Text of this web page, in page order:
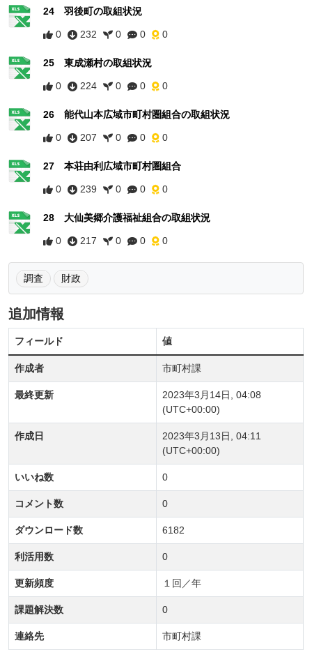
24 羽後町の取組状況
0 232 0 0 0
25 東成瀬村の取組状況
0 224 0 0 0
26 能代山本広域市町村圏組合の取組状況
0 207 0 0 0
27 本荘由利広域市町村圏組合
0 239 0 0 0
28 大仙美郷介護福祉組合の取組状況
0 217 0 0 0
調査 財政
追加情報
フィールド 値
作成者 市町村課
最終更新
2023年3月14日, 04:08
(UTC+00:00)
作成日
2023年3月13日, 04:11
(UTC+00:00)
いいね数 0
コメント数 0
ダウンロード数 6182
利活用数 0
更新頻度 １回／年
課題解決数 0
連絡先 市町村課